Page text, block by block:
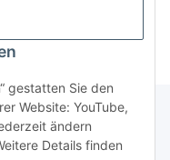
gestatten Sie den
Website: YouTube,
ändern
Details finden